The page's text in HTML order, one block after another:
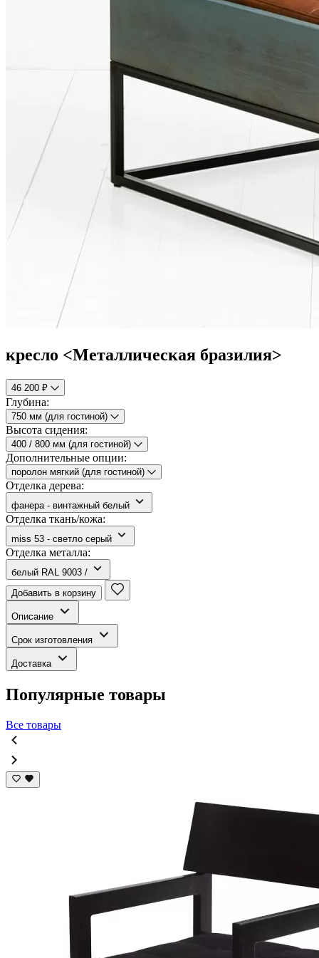
кресло <Металлическая бразилия>
46 200 ₽
Глубина:
750 мм (для гостиной)
Высота сидения:
400 / 800 мм (для гостиной)
Дополнительные опции:
поролон мягкий (для гостиной)
Отделка дерева:
фанера - винтажный белый
Отделка ткань/кожа:
miss 53 - светло серый
Отделка металла:
белый RAL 9003 /
Добавить в корзину
Описание
Срок изготовления
Доставка
Популярные товары
Все товары